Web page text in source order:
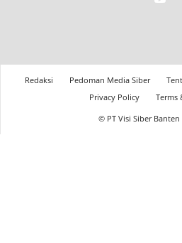
Redaksi Pedoman Media Siber
Privacy Policy
Terms
© PT Visi Siber Banten